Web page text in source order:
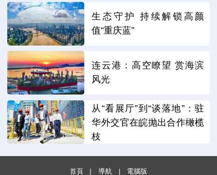
生态守护 持续解锁高颜
值“重庆蓝”
连云港：高空瞭望 赏海滨
风光
从“看展厅”到“谈落地”：驻
华外交官在皖抛出合作橄榄
枝
首頁 | 導航 | 電腦版